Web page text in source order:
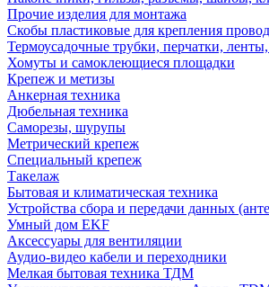
Прочие изделия для монтажа
Скобы пластиковые для крепления
Термоусадочные трубки, перчатки,
Хомуты и самоклеющиеся площадки
Крепеж и метизы
Анкерная техника
Дюбельная техника
Саморезы, шурупы
Метрический крепеж
Специальный крепеж
Такелаж
Бытовая и климатическая техника
Устройства сбора и передачи данных
Умный дом EKF
Аксессуары для вентиляции
Аудио-видео кабели и переходники
Мелкая бытовая техника ТДМ